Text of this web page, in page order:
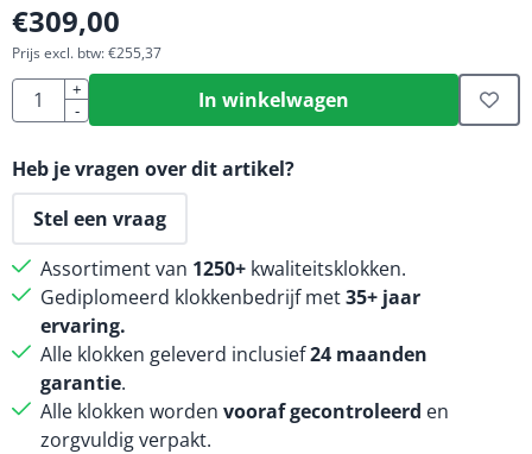
€309,00
Prijs excl. btw:€255,37
Aantal
+
-
In winkelwagen
Heb je vragen over dit artikel?
Stel een vraag
Assortiment van 1250+ kwaliteitsklokken.
Gediplomeerd klokkenbedrijf met35+ jaar
ervaring.
Alle klokken geleverd inclusief24 maanden
garantie.
Alle klokken worden vooraf gecontroleerd en
zorgvuldig verpakt.